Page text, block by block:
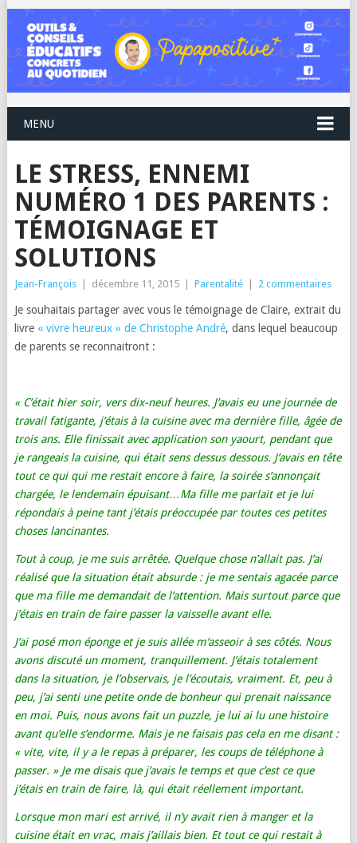
MENU
LE STRESS, ENNEMI
NUMÉRO 1 DES PARENTS :
TÉMOIGNAGE ET
SOLUTIONS
Jean-François décembre 11, 2015 Parentalité 2 commentaires
Je souhaitais partager avec vous le témoignage de Claire, extrait du
livre « vivre heureux » de Christophe André, dans lequel beaucoup
de parents se reconnaitront :
« C’était hier soir, vers dix-neuf heures. J’avais eu une journée de
travail fatigante, j’étais à la cuisine avec ma dernière fille, âgée de
trois ans. Elle finissait avec application son yaourt, pendant que
je rangeais la cuisine, qui était sens dessus dessous. J’avais en tête
tout ce qui qui me restait encore à faire, la soirée s’annonçait
chargée, le lendemain épuisant…Ma fille me parlait et je lui
répondais à peine tant j’étais préoccupée par toutes ces petites
choses lancinantes.
Tout à coup, je me suis arrêtée. Quelque chose n’allait pas. J’ai
réalisé que la situation était absurde : je me sentais agacée parce
que ma fille me demandait de l’attention. Mais surtout parce que
j’étais en train de faire passer la vaisselle avant elle.
J’ai posé mon éponge et je suis allée m’asseoir à ses côtés. Nous
avons discuté un moment, tranquillement. J’étais totalement
dans la situation, je l’observais, je l’écoutais, vraiment. Et, peu à
peu, j’ai senti une petite onde de bonheur qui prenait naissance
en moi. Puis, nous avons fait un puzzle, je lui ai lu une histoire
avant qu’elle s’endorme. Mais je ne faisais pas cela en me disant :
« vite, vite, il y a le repas à préparer, les coups de téléphone à
passer. » Je me disais que j’avais le temps et que c’est ce que
j’étais en train de faire, là, qui était réellement important.
Lorsque mon mari est arrivé, il n’y avait rien à manger et la
cuisine était en vrac, mais j’aillais bien. Et tout ce qui restait à